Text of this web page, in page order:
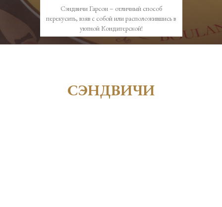
АДРЕСА
ВАКАНСИИ
Сэндвичи Гарсон – отличный способ
перекусить, взяв с собой или расположившись в
уютной Кондитерской!
СЭНДВИЧИ